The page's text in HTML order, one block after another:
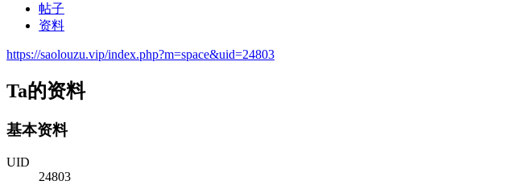
帖子
资料
https://saolouzu.vip/index.php?m=space&uid=24803
Ta的资料
基本资料
UID
24803